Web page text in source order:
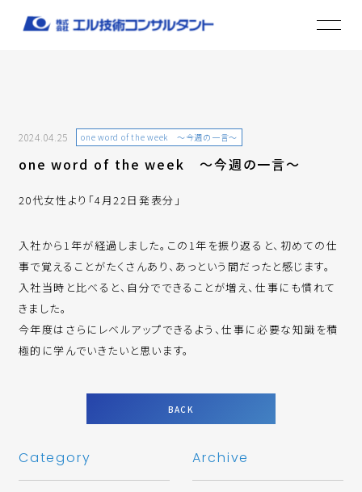
2024.04.25 one word of the week ～今週の一言～
one word of the week ～今週の一言～
20代女性より「4月22日発表分」
入社から1年が経過しました。この1年を振り返ると、初めての仕
事で覚えることがたくさんあり、あっという間だったと感じます。
入社当時と比べると、自分でできることが増え、仕事にも慣れて
きました。
今年度はさらにレベルアップできるよう、仕事に必要な知識を積
極的に学んでいきたいと思います。
BACK
Category Archive